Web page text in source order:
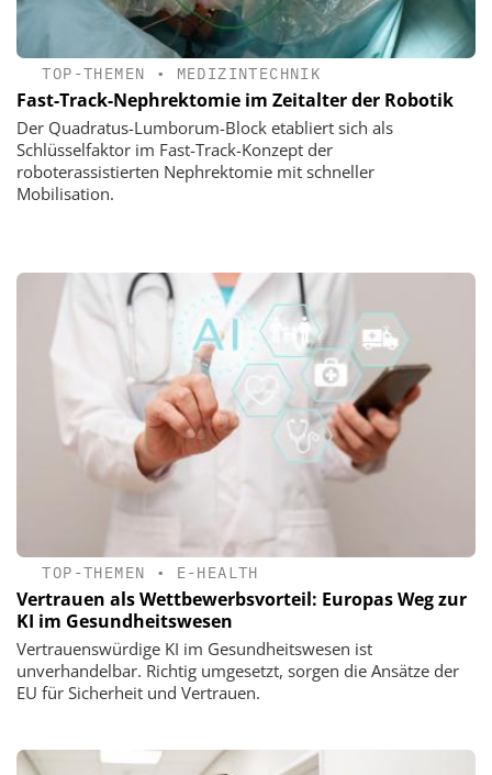
TOP-THEMEN • MEDIZINTECHNIK
Fast-Track-Nephrektomie im Zeitalter der Robotik
Der Quadratus-Lumborum-Block etabliert sich als
Schlüsselfaktor im Fast-Track-Konzept der
roboterassistierten Nephrektomie mit schneller
Mobilisation.
TOP-THEMEN • E-HEALTH
Vertrauen als Wettbewerbsvorteil: Europas Weg zur
KI im Gesundheitswesen
Vertrauenswürdige KI im Gesundheitswesen ist
unverhandelbar. Richtig umgesetzt, sorgen die Ansätze der
EU für Sicherheit und Vertrauen.